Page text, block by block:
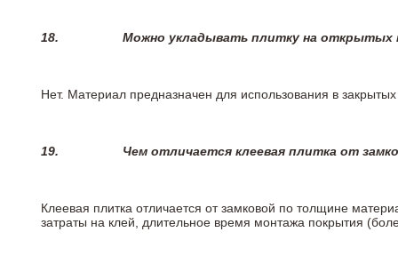
18. Можно укладывать плитку на открытых
Нет. Материал предназначен для использования в
19. Чем отличается клеевая плитка от
Клеевая плитка отличается от замковой по толщине
затраты на клей, длительное время монтажа покрытия